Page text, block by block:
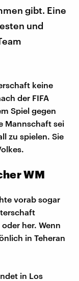
gibt. Eine
und
keine
der FIFA
Spiel gegen
Mannschaft sei
zu spielen. Sie
WM
vorab sogar
her. Wenn
in Teheran
in Los